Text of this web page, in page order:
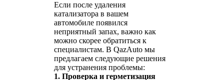
Если после удаления
катализатора в вашем
автомобиле появился
неприятный запах, важно как
можно скорее обратиться к
специалистам. В QazAuto мы
предлагаем следующие решения
для устранения проблемы:
1. Проверка и герметизация